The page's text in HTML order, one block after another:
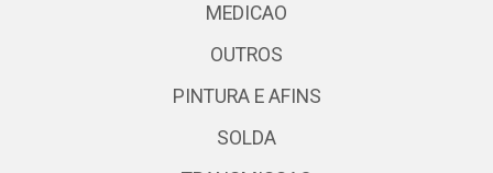
MEDICAO
OUTROS
PINTURA E AFINS
SOLDA